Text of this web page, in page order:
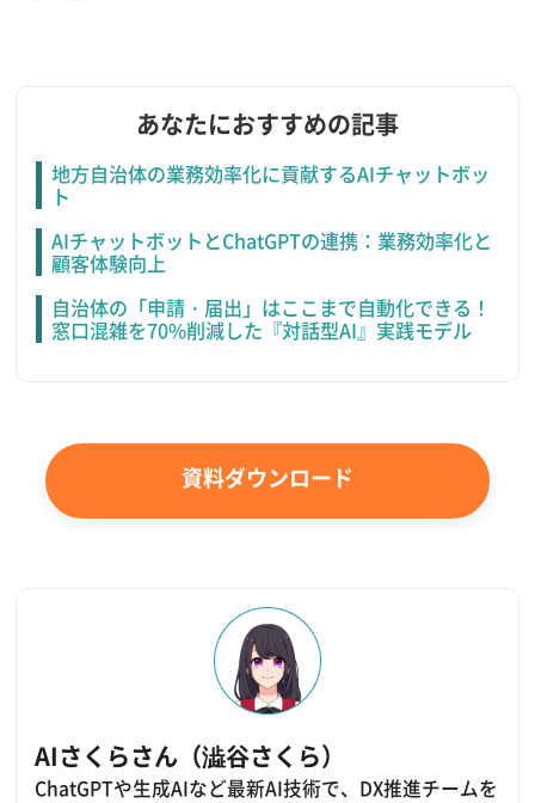
あなたにおすすめの記事
地方自治体の業務効率化に貢献するAIチャットボッ
ト
AIチャットボットとChatGPTの連携：業務効率化と
顧客体験向上
自治体の「申請・届出」はここまで自動化できる！
窓口混雑を70%削減した『対話型AI』実践モデル
資料ダウンロード
AIさくらさん（澁谷さくら）
ChatGPTや生成AIなど最新AI技術で、DX推進チームを